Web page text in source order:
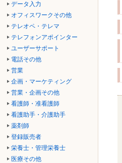
データ入力
オフィスワークその他
テレオペ・テレマ
テレフォンアポインター
ユーザーサポート
電話その他
営業
企画・マーケティング
営業・企画その他
看護師・准看護師
看護助手・介護助手
薬剤師
登録販売者
栄養士・管理栄養士
医療その他